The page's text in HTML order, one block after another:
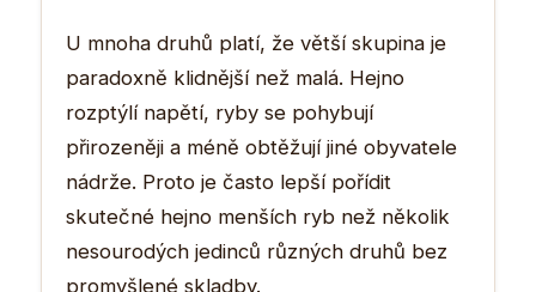
U mnoha druhů platí, že větší skupina je
paradoxně klidnější než malá. Hejno
rozptýlí napětí, ryby se pohybují
přirozeněji a méně obtěžují jiné obyvatele
nádrže. Proto je často lepší pořídit
skutečné hejno menších ryb než několik
nesourodých jedinců různých druhů bez
promyšlené skladby.